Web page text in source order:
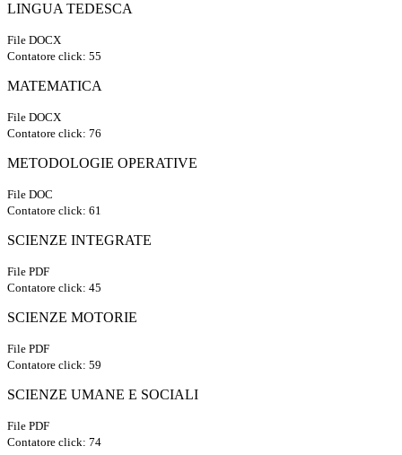
LINGUA TEDESCA
File DOCX
Contatore click: 55
MATEMATICA
File DOCX
Contatore click: 76
METODOLOGIE OPERATIVE
File DOC
Contatore click: 61
SCIENZE INTEGRATE
File PDF
Contatore click: 45
SCIENZE MOTORIE
File PDF
Contatore click: 59
SCIENZE UMANE E SOCIALI
File PDF
Contatore click: 74